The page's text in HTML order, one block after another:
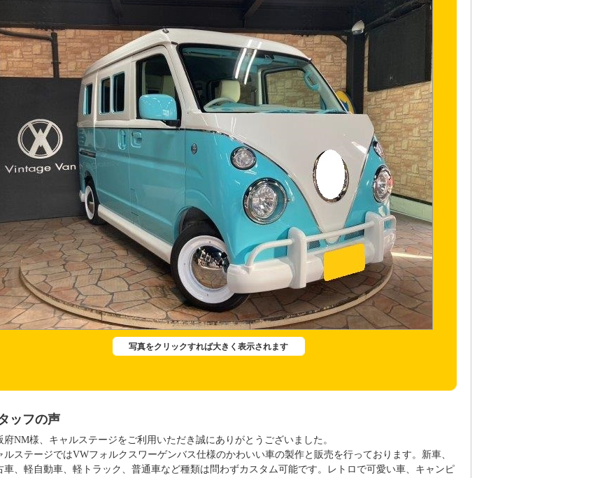
写真をクリックすれば大きく表示されます
ッフの声
府NM様、キャルステージをご利用いただき誠にありがとうございました。
ルステージではVWフォルクスワーゲンバス仕様のかわいい車の製作と販売を行っております。新車、
車、軽自動車、軽トラック、普通車など種類は問わずカスタム可能です。レトロで可愛い車、キャンピ